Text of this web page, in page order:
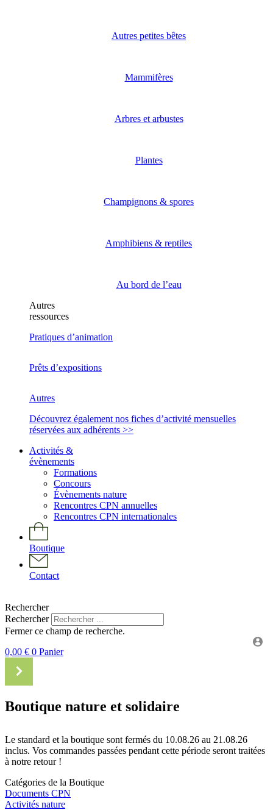
Autres petites bêtes
Mammifères
Arbres et arbustes
Plantes
Champignons & spores
Amphibiens & reptiles
Au bord de l’eau
Autres
ressources
Pratiques d’animation
Prêts d’expositions
Autres
Découvrez également nos fiches d’activité mensuelles
réservées aux adhérents >>
Activités &
évènements
Formations
Concours
Évènements nature
Rencontres CPN annuelles
Rencontres CPN internationales
Boutique
Contact
Rechercher
Rechercher
Fermer ce champ de recherche.
0,00 € 0 Panier
Boutique nature et solidaire
Le standard et la boutique sont fermés du 10.08.26 au 21.08.26
inclus. Vos commandes passées pendant cette période seront traitées
à notre retour !
Catégories de la Boutique
Documents CPN
Activités nature